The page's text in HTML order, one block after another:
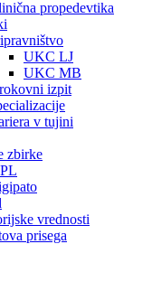
propedevtika
UKC LJ
UKC MB
izpit
v tujini
zbirke
vrednosti
prisega